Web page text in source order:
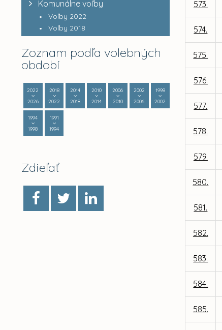
Komunálne voľby
Voľby 2022
Voľby 2018
Zoznam podľa volebných
období
2022
2026
2018
2022
2014
2018
2010
2014
2006
2010
2002
2006
1998
2002
1994
1998
1991
1994
Zdieľať
573.
574.
575.
576.
577.
578.
579.
580.
581.
582.
583.
584.
585.